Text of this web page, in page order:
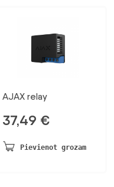
AJAX relay
37,49 €
Pievienot grozam